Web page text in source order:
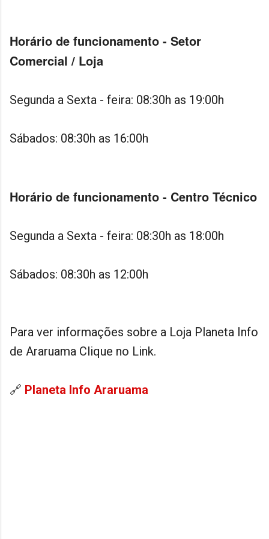
Horário de funcionamento - Setor
Comercial / Loja
Segunda a Sexta - feira: 08:30h as 19:00h
Sábados: 08:30h as 16:00h
Horário de funcionamento - Centro Técnico
Segunda a Sexta - feira: 08:30h as 18:00h
Sábados: 08:30h as 12:00h
Para ver informações sobre a Loja Planeta Info
de Araruama Clique no Link.
🔗 Planeta Info Araruama